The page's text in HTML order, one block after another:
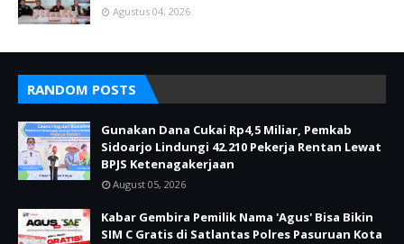
Agustus 04, 2026
RANDOM POSTS
Gunakan Dana Cukai Rp4,5 Miliar, Pemkab
Sidoarjo Lindungi 42.210 Pekerja Rentan Lewat
BPJS Ketenagakerjaan
August 05, 2026
Kabar Gembira Pemilik Nama 'Agus' Bisa Bikin
SIM C Gratis di Satlantas Polres Pasuruan Kota